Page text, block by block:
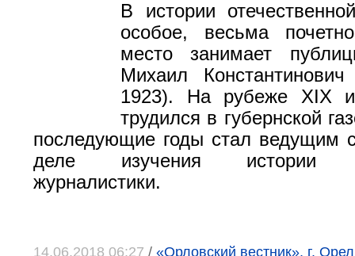
В истории
особое, весьма
место занимает
Михаил
1923). На рубеже XIX
трудился в губернской
последующие годы стал ведущим
деле изучения истории
журналистики.
14.06.2018 06:27 / «Орловский вестник», г.